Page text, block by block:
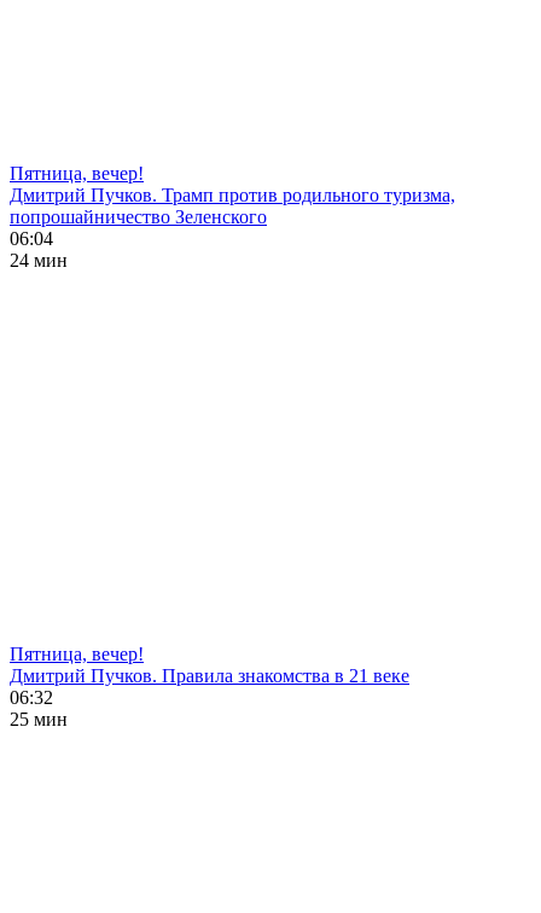
Пятница, вечер!
Дмитрий Пучков. Трамп против родильного туризма,
попрошайничество Зеленского
06:04
24 мин
Пятница, вечер!
Дмитрий Пучков. Правила знакомства в 21 веке
06:32
25 мин